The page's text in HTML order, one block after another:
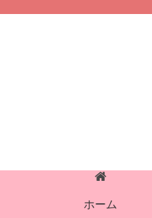
ホーム